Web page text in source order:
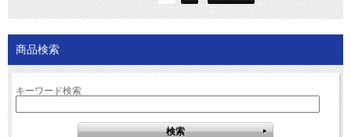
商品検索
キーワード検索